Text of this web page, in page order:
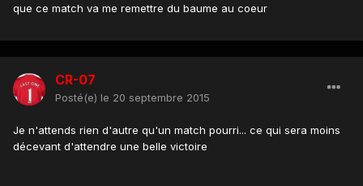
que ce match va me remettre du baume au coeur
CR-07
Posté(e) le 20 septembre 2015
Je n'attends rien d'autre qu'un match pourri... ce qui sera moins
décevant d'attendre une belle victoire